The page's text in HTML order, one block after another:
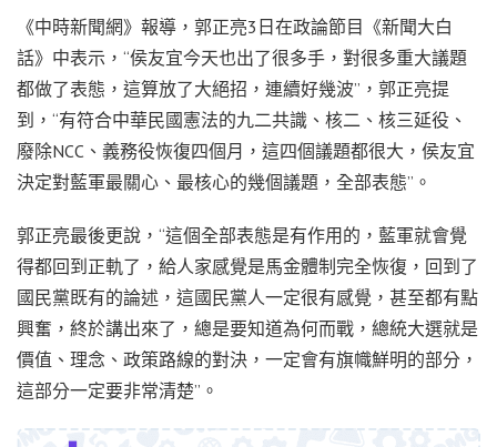
《中時新聞網》報導，郭正亮3日在政論節目《新聞大白
話》中表示，“侯友宜今天也出了很多手，對很多重大議題
都做了表態，這算放了大絕招，連續好幾波”，郭正亮提
到，“有符合中華民國憲法的九二共識、核二、核三延役、
廢除NCC、義務役恢復四個月，這四個議題都很大，侯友宜
決定對藍軍最關心、最核心的幾個議題，全部表態”。
郭正亮最後更說，“這個全部表態是有作用的，藍軍就會覺
得都回到正軌了，給人家感覺是馬金體制完全恢復，回到了
國民黨既有的論述，這國民黨人一定很有感覺，甚至都有點
興奮，終於講出來了，總是要知道為何而戰，總統大選就是
價值、理念、政策路線的對決，一定會有旗幟鮮明的部分，
這部分一定要非常清楚”。